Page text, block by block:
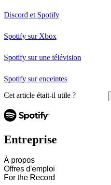
Discord et Spotify
Spotify sur Xbox
Spotify sur une télévision
Spotify sur enceintes
Cet article était-il utile ?
Entreprise
À propos
Offres d'emploi
For the Record